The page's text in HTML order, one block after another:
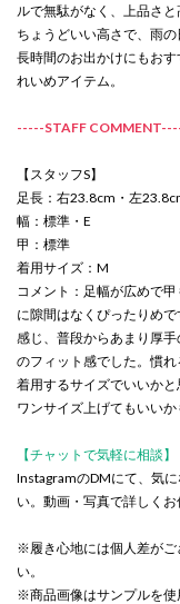
ルで無駄がなく、上品さ
ちょうどいい高さで、雨
長時間のお出かけにもお
れいめアイテム。
-----STAFF
【スタッフS】
足長：右23.8cm・左
幅：標準・E
甲：標準
着用サイズ：M
コメント：足幅が広めで
に隙間はなくぴったりめ
感じ、普段からあまり厚
のフィット感でした。慣
着用するサイズでいいか
ワンサイズ上げてもいいか
【チャットで気軽に相談】
InstagramのDMにて、気
い。動画・写真で詳しく
※履き心地には個人差がご
い。
※商品画像はサンプルを使